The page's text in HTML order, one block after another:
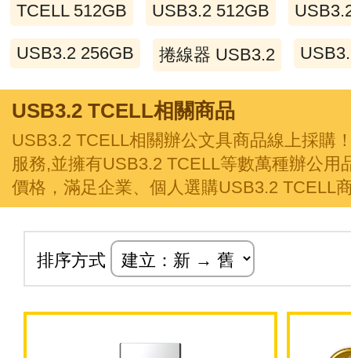
TCELL 512GB USB3.2 512GB
USB3.2 256GB 捲線器 USB3.2
USB3.2 TCELL相關商品
USB3.2 TCELL相關辦公文具商品線上採購
服務,並擁有USB3.2 TCELL等數萬種辦公用
價格，滿足企業、個人選購USB3.2 TCELL
排序方式